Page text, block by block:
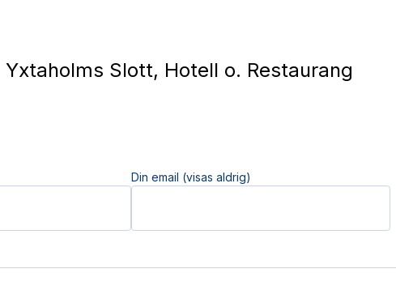
Yxtaholms Slott, Hotell o. Restaurang
Din email (visas aldrig)